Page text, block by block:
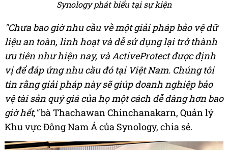
Synology phát biểu tại sự kiện
"Chưa bao giờ nhu cầu về một giải pháp bảo vệ dữ
liệu an toàn, linh hoạt và dễ sử dụng lại trở thành
ưu tiên như hiện nay, và ActiveProtect được định
vị để đáp ứng nhu cầu đó tại Việt Nam. Chúng tôi
tin rằng giải pháp này sẽ giúp doanh nghiệp bảo
vệ tài sản quý giá của họ một cách dễ dàng hơn bao
giờ hết,"bà Thachawan Chinchanakarn, Quản lý
Khu vực Đông Nam Á của Synology, chia sẻ.